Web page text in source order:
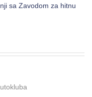
sa Zavodom za hitnu